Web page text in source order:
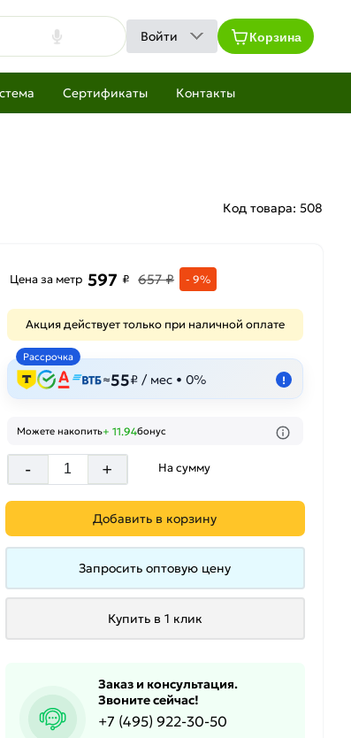
Войти Корзина
Сертификаты Контакты
Код товара: 508
Цена за метр 597 ₽ 657 ₽ - 9%
Акция действует только при наличной оплате
Рассрочка
≈55₽ / мес • 0% !
Можете накопить+ 11.94бонус
- + На сумму
Добавить в корзину
Запросить оптовую цену
Купить в 1 клик
Заказ и консультация.
Звоните сейчас!
+7 (495) 922-30-50